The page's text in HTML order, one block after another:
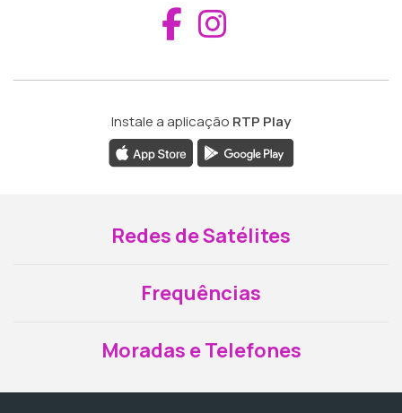
Aceder ao
Instale a aplicação RTP Play
Redes de Satélites
Frequências
Moradas e Telefones